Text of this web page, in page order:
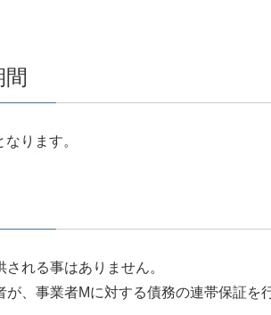
間
ります。
れる事はありません。
、事業者Mに対する債務の連帯保証を